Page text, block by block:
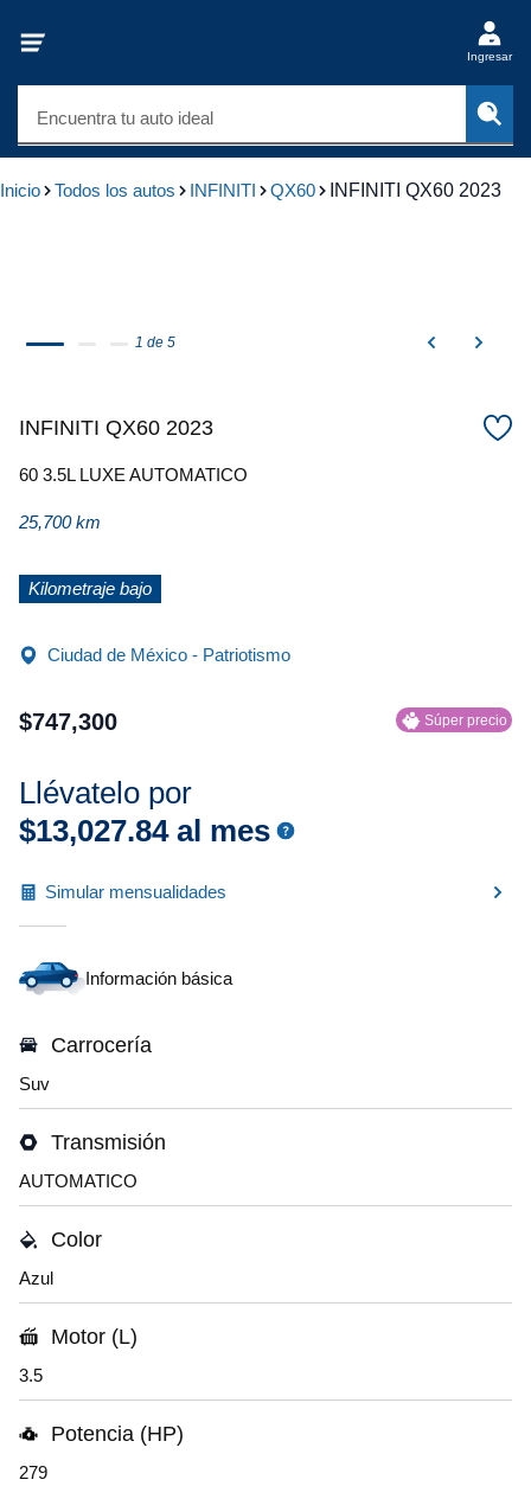
Ingresar
Encuentra tu auto ideal
Inicio Todos los autos INFINITI QX60 INFINITI QX60 2023
1 de 5
INFINITI QX60 2023
60 3.5L LUXE AUTOMATICO
25,700 km
Kilometraje bajo
Ciudad de México - Patriotismo
$747,300 Súper precio
Llévatelo por
$13,027.84al mes
Simular mensualidades
Información básica
Carrocería
Suv
Transmisión
AUTOMATICO
Color
Azul
Motor (L)
3.5
Potencia (HP)
279